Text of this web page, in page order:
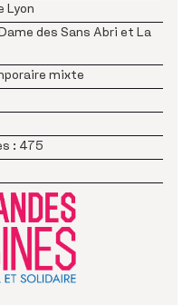
Lyon
des Sans Abri et La
mixte
475